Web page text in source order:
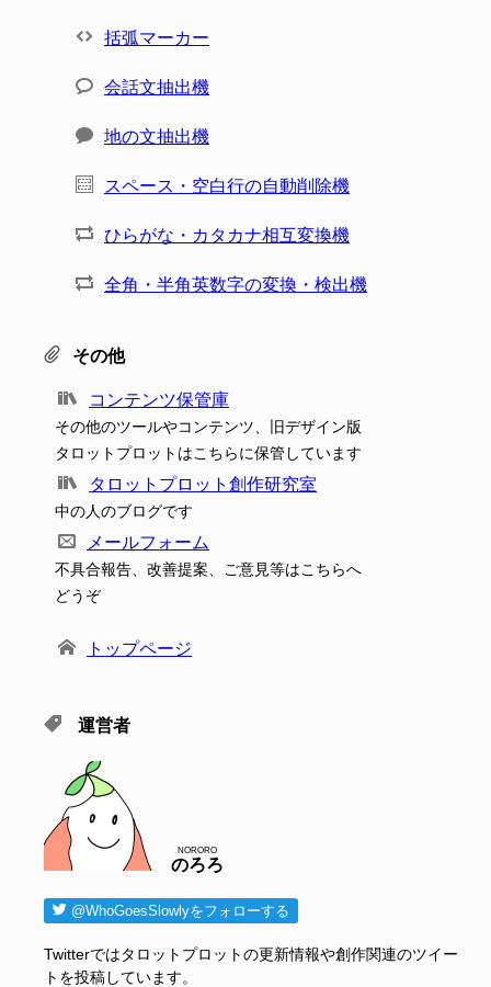
括弧マーカー
会話文抽出機
地の文抽出機
スペース・空白行の自動削除機
ひらがな・カタカナ相互変換機
全角・半角英数字の変換・検出機
その他
コンテンツ保管庫
その他のツールやコンテンツ、旧デザイン版
タロットプロットはこちらに保管しています
タロットプロット創作研究室
中の人のブログです
メールフォーム
不具合報告、改善提案、ご意見等はこちらへ
どうぞ
トップページ
運営者
のろろ
NORORO
@WhoGoesSlowlyをフォローする
Twitterではタロットプロットの更新情報や創作関連のツイー
トを投稿しています。